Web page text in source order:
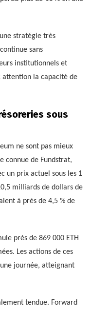
stratégie très
sans
institutionnels et
attention la capacité de
sous
ne sont pas mieux
connue de Fundstrat,
un prix actuel sous les 1
milliards de dollars de
à près de 4,5 % de
près de 869 000 ETH
Les actions de ces
journée, atteignant
tendue. Forward